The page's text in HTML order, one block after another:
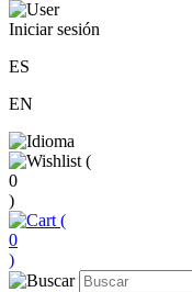
Iniciar sesión
ES
EN
(
0
)
(
0
)